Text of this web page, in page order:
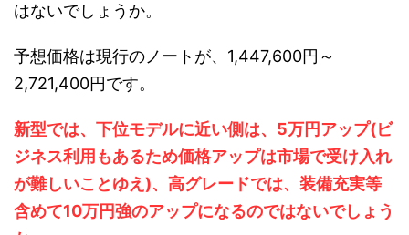
はないでしょうか。
予想価格は現行のノートが、1,447,600円～
2,721,400円です。
新型では、下位モデルに近い側は、5万円アップ(ビ
ジネス利用もあるため価格アップは市場で受け入れ
が難しいことゆえ)、高グレードでは、装備充実等
含めて10万円強のアップになるのではないでしょう